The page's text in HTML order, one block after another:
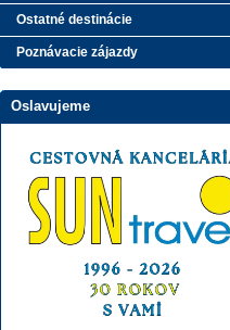
Ostatné destinácie
Poznávacie zájazdy
Oslavujeme